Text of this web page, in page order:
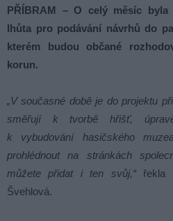
PŘÍBRAM – O celý měsíc byla
lhůta pro podávání návrhů do
kterém budou občané
korun.
„V současné době je do projektu
směřují k tvorbě hřišť,
k vybudování hasičského
prohlédnout na stránkách
můžete přidat i ten svůj,“řekla
Švehlová.